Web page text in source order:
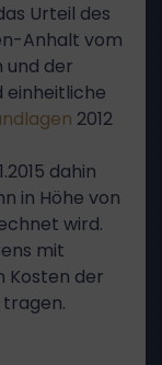
Urteil des
Anhalt vom
und der
einheitliche
2012
dahin
in Höhe von
wird.
mit
Kosten der